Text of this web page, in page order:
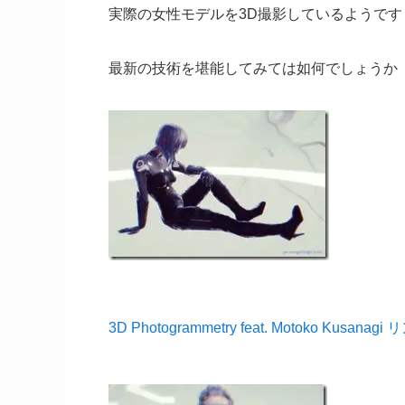
実際の女性モデルを3D撮影しているようです
最新の技術を堪能してみては如何でしょうか
3D Photogrammetry feat. Motoko Kusanagi リ